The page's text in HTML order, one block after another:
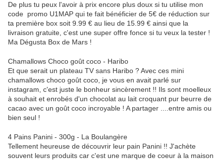
De plus tu peux l'avoir à prix encore plus doux si tu utilise mon
code promo U1MAP qui te fait bénéficier de 5€ de réduction sur
ta première box soit 9.99 € au lieu de 15.99 € ainsi que la
livraison gratuite, c'est une super offre fonce si tu veux la tester !
Ma Dégusta Box de Mars !
Chamallows Choco goût coco - Haribo
Et que serait un plateau TV sans Haribo ? Avec ces mini
chamallows choco goût coco, je vous en avait parlé sur
instagram, c'est juste le bonheur sincèrement !! Ils sont moelleux
à souhait et enrobés d'un chocolat au lait croquant pur beurre de
cacao avec un goût coco incroyable ! A partager ....entre amis ou
bien seul !
4 Pains Panini - 300g - La Boulangère
Tellement heureuse de découvrir leur pain Panini !! J'achète
souvent leurs produits car c'est une marque de coeur à la maison